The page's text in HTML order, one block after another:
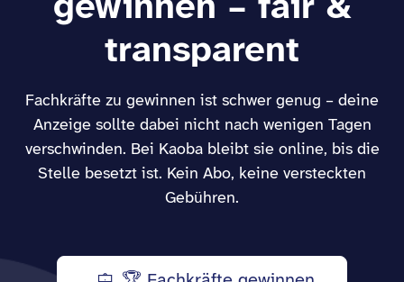
gewinnen – fair &
transparent
Fachkräfte zu gewinnen ist schwer genug – deine
Anzeige sollte dabei nicht nach wenigen Tagen
verschwinden. Bei Kaoba bleibt sie online, bis die
Stelle besetzt ist. Kein Abo, keine versteckten
Gebühren.